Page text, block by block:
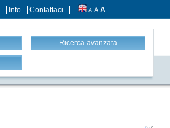
Info Contattaci A A A
Ricerca avanzata